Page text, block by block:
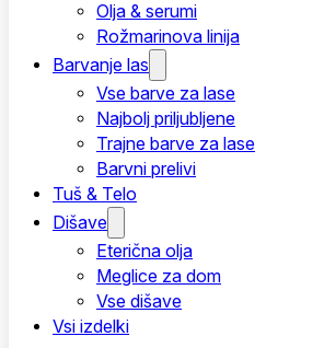
Olja & serumi
Rožmarinova linija
Barvanje las
Vse barve za lase
Najbolj priljubljene
Trajne barve za lase
Barvni prelivi
Tuš & Telo
Dišave
Eterična olja
Meglice za dom
Vse dišave
Vsi izdelki